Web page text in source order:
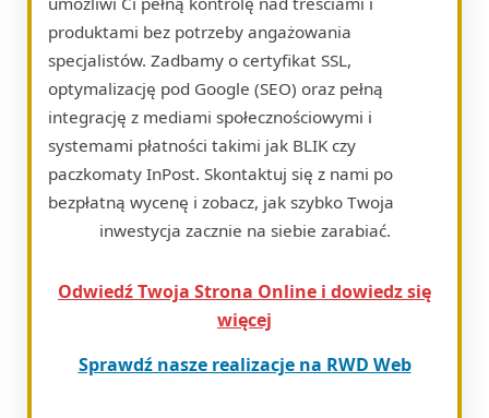
produktami bez potrzeby angażowania
specjalistów. Zadbamy o certyfikat SSL,
optymalizację pod Google (SEO) oraz pełną
integrację z mediami społecznościowymi i
systemami płatności takimi jak BLIK czy
paczkomaty InPost. Skontaktuj się z nami po
bezpłatną wycenę i zobacz, jak szybko Twoja
inwestycja zacznie na siebie zarabiać.
Odwiedź Twoja Strona Online i dowiedz się
więcej
Sprawdź nasze realizacje na RWD Web